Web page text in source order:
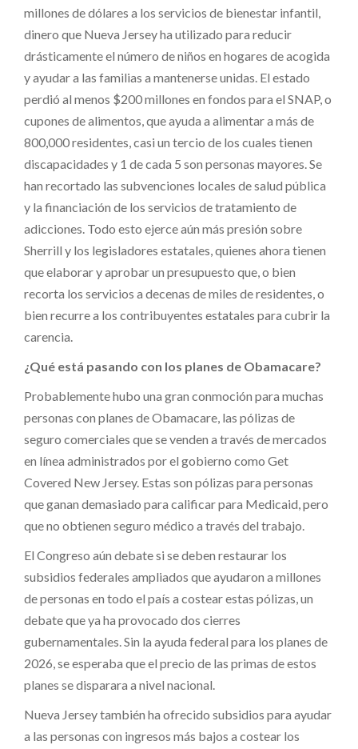
millones de dólares a los servicios de bienestar infantil,
dinero que Nueva Jersey ha utilizado para reducir
drásticamente el número de niños en hogares de acogida
y ayudar a las familias a mantenerse unidas. El estado
perdió al menos $200 millones en fondos para el SNAP, o
cupones de alimentos, que ayuda a alimentar a más de
800,000 residentes, casi un tercio de los cuales tienen
discapacidades y 1 de cada 5 son personas mayores. Se
han recortado las subvenciones locales de salud pública
y la financiación de los servicios de tratamiento de
adicciones. Todo esto ejerce aún más presión sobre
Sherrill y los legisladores estatales, quienes ahora tienen
que elaborar y aprobar un presupuesto que, o bien
recorta los servicios a decenas de miles de residentes, o
bien recurre a los contribuyentes estatales para cubrir la
carencia.
¿Qué está pasando con los planes de Obamacare?
Probablemente hubo una gran conmoción para muchas
personas con planes de Obamacare, las pólizas de
seguro comerciales que se venden a través de mercados
en línea administrados por el gobierno como Get
Covered New Jersey. Estas son pólizas para personas
que ganan demasiado para calificar para Medicaid, pero
que no obtienen seguro médico a través del trabajo.
El Congreso aún debate si se deben restaurar los
subsidios federales ampliados que ayudaron a millones
de personas en todo el país a costear estas pólizas, un
debate que ya ha provocado dos cierres
gubernamentales. Sin la ayuda federal para los planes de
2026, se esperaba que el precio de las primas de estos
planes se disparara a nivel nacional.
Nueva Jersey también ha ofrecido subsidios para ayudar
a las personas con ingresos más bajos a costear los